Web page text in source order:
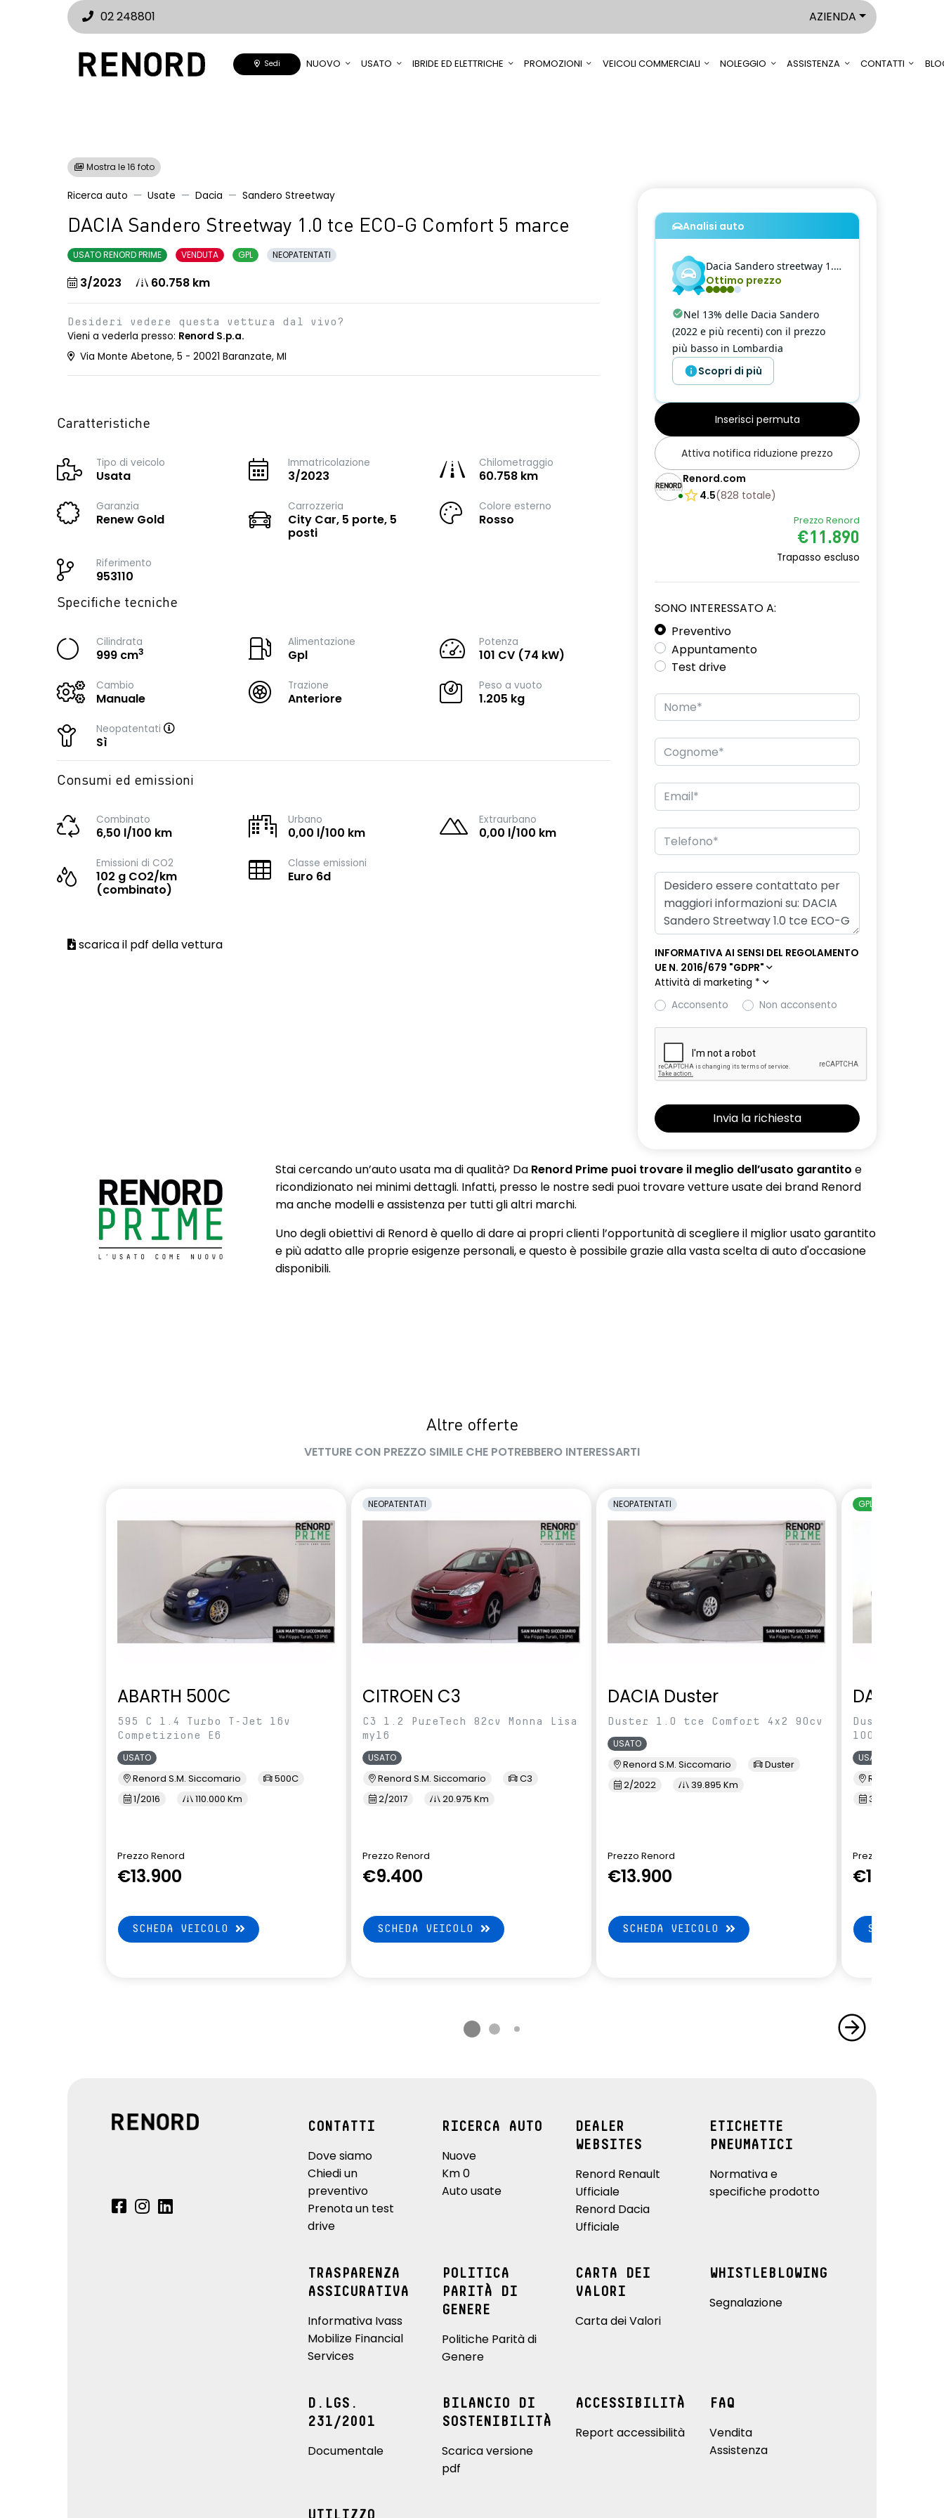
02 248801 AZIENDA
Sedi NUOVO USATO IBRIDE ED ELETTRICHE PROMOZIONI VEICOLI COMMERCIALI NOLEGGIO ASSISTENZA CONTATTI
Mostra le 16 foto
Ricerca auto Usate Dacia Sandero Streetway
DACIA Sandero Streetway 1.0 tce ECO-G Comfort 5 marce
USATO RENORD PRIME VENDUTA GPL NEOPATENTATI
3/2023 60.758 km
Desideri vedere questa vettura dal vivo?
Vieni a vederla presso: Renord S.p.a.
Via Monte Abetone, 5 - 20021 Baranzate, MI
Caratteristiche
Tipo di veicolo
Usata
Immatricolazione
3/2023
Chilometraggio
60.758 km
Garanzia
Renew Gold
Carrozzeria
City Car, 5 porte, 5
posti
Colore esterno
Rosso
Riferimento
953110
Specifiche tecniche
Cilindrata
999 cm3
Alimentazione
Gpl
Potenza
101 CV (74 kW)
Cambio
Manuale
Trazione
Anteriore
Peso a vuoto
1.205 kg
Neopatentati
Sì
Consumi ed emissioni
Combinato
6,50 l/100 km
Urbano
0,00 l/100 km
Extraurbano
0,00 l/100 km
Emissioni di CO2
102 g CO2/km
(combinato)
Classe emissioni
Euro 6d
scarica il pdf della vettura
Analisi auto
Dacia Sandero streetway 1.0 tce comfort eco-g 100cv 5 marce
Ottimo prezzo
Nel 13% delle Dacia Sandero
(2022 e più recenti) con il prezzo
più basso in Lombardia
Scopri di più
Inserisci permuta
Attiva notifica riduzione prezzo
Renord.com
4.5(828 totale)
Prezzo Renord
€11.890
Trapasso escluso
SONO INTERESSATO A:
Preventivo
Appuntamento
Test drive
INFORMATIVA AI SENSI DEL REGOLAMENTO
UE N. 2016/679 "GDPR"
Attività di marketing *
Acconsento
Non acconsento
Stai cercando un’auto usata ma di qualità? DaRenord Prime puoi trovare il meglio dell’usato garantito e
ricondizionato nei minimi dettagli. Infatti, presso le nostre sedi puoi trovare vetture usate dei brand Renord
ma anche modelli e assistenza per tutti gli altri marchi.
Uno degli obiettivi di Renord è quello di dare ai propri clienti l’opportunità di scegliere il miglior usato garantito
e più adatto alle proprie esigenze personali, e questo è possibile grazie alla vasta scelta di auto d'occasione
disponibili.
Altre offerte
VETTURE CON PREZZO SIMILE CHE POTREBBERO INTERESSARTI
ABARTH 500C
595 C 1.4 Turbo T-Jet 16v
Competizione E6
USATO
Renord S.M. Siccomario
500C
1/2016
110.000 Km
Prezzo Renord
€13.900
SCHEDA VEICOLO
NEOPATENTATI
CITROEN C3
C3 1.2 PureTech 82cv Monna Lisa
my16
USATO
Renord S.M. Siccomario
C3
2/2017
20.975 Km
Prezzo Renord
€9.400
SCHEDA VEICOLO
NEOPATENTATI
DACIA Duster
Duster 1.0 tce Comfort 4x2 90cv
USATO
Renord S.M. Siccomario
Duster
2/2022
39.895 Km
Prezzo Renord
€13.900
SCHEDA VEICOLO
GPL
DACIA
Duster 1.0
100cv
USATO
Renord
3/2023
Prezzo Renord
€14.490
SCHEDA
CONTATTI
Dove siamo
Chiedi un
preventivo
Prenota un test
drive
RICERCA AUTO
Nuove
Km 0
Auto usate
DEALER
WEBSITES
Renord Renault
Ufficiale
Renord Dacia
Ufficiale
ETICHETTE
PNEUMATICI
Normativa e
specifiche prodotto
TRASPARENZA
ASSICURATIVA
Informativa Ivass
Mobilize Financial
Services
POLITICA
PARITÀ DI
GENERE
Politiche Parità di
Genere
CARTA DEI
VALORI
Carta dei Valori
WHISTLEBLOWING
Segnalazione
D.LGS.
231/2001
Documentale
BILANCIO DI
SOSTENIBILITÀ
Scarica versione
pdf
ACCESSIBILITÀ
Report accessibilità
FAQ
Vendita
Assistenza